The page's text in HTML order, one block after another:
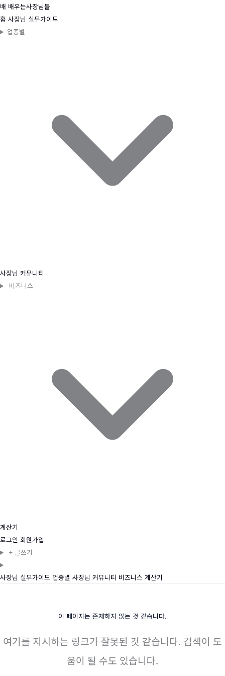
콘
텐
츠
배 배우는사장님들
홈 사장님 실무가이드
업종별
사장님 커뮤니티
비즈니스
계산기
로그인 회원가입
+글쓰기
사장님 실무가이드 업종별 사장님 커뮤니티 비즈니스 계산기
이 페이지는 존재하지 않는 것 같습니다.
여기를 지시하는 링크가 잘못된 것 같습니다. 검색이 도
움이 될 수도 있습니다.